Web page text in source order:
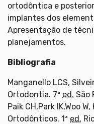
ortodôntica e
implantes dos
Apresentação de
planejamentos.
Bibliografia
Manganello LCS,
Ortodontia. 7ª ed. São
Paik CH,Park IK,Woo
Ortodônticos. 1ª ed.